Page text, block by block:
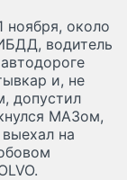
ноября, около
водитель
и, не
допустил
МАЗом,
на